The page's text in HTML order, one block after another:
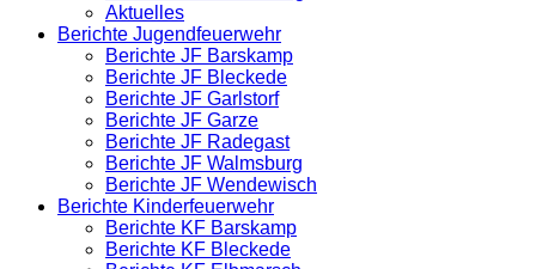
Aktuelles
Berichte Jugendfeuerwehr
Berichte JF Barskamp
Berichte JF Bleckede
Berichte JF Garlstorf
Berichte JF Garze
Berichte JF Radegast
Berichte JF Walmsburg
Berichte JF Wendewisch
Berichte Kinderfeuerwehr
Berichte KF Barskamp
Berichte KF Bleckede